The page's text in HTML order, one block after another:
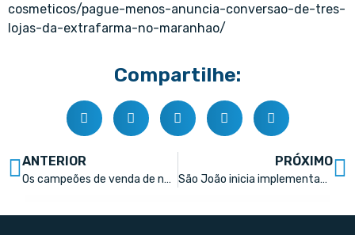
cosmeticos/pague-menos-anuncia-conversao-de-tres-
lojas-da-extrafarma-no-maranhao/
Compartilhe:
ANTERIOR
Os campeões de venda de não medicamentos nas farmácias
PRÓXIMO
São João inicia implementação de autoatendimento nas farmácias